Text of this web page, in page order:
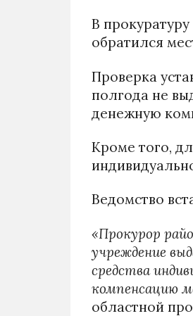
В
обратился
Проверка
полгода не
денежную
Кроме того,
Ведомство
«Прокурор
учреждение
средства
компенсацию
областной